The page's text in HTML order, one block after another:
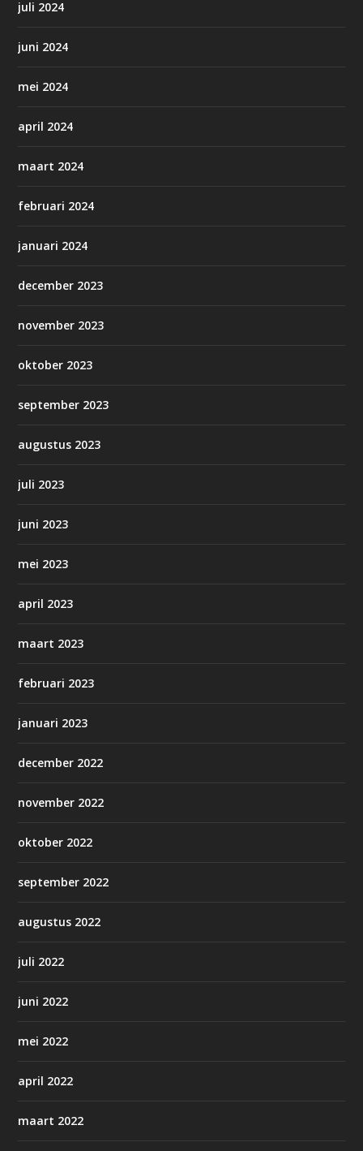
juli 2024
juni 2024
mei 2024
april 2024
maart 2024
februari 2024
januari 2024
december 2023
november 2023
oktober 2023
september 2023
augustus 2023
juli 2023
juni 2023
mei 2023
april 2023
maart 2023
februari 2023
januari 2023
december 2022
november 2022
oktober 2022
september 2022
augustus 2022
juli 2022
juni 2022
mei 2022
april 2022
maart 2022